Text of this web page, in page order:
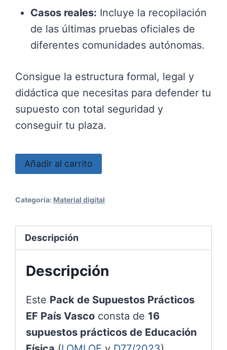
Casos reales: Incluye la recopilación
de las últimas pruebas oficiales de
diferentes comunidades autónomas.
Consigue la estructura formal, legal y
didáctica que necesitas para defender tu
supuesto con total seguridad y
conseguir tu plaza.
Supuestos
prácticos
Vasco
2027
Añadir al carrito
Categoría: Material digital
Descripción
Descripción
Este Pack de Supuestos Prácticos
EF País Vascoconsta de 16
supuestos prácticos de Educación